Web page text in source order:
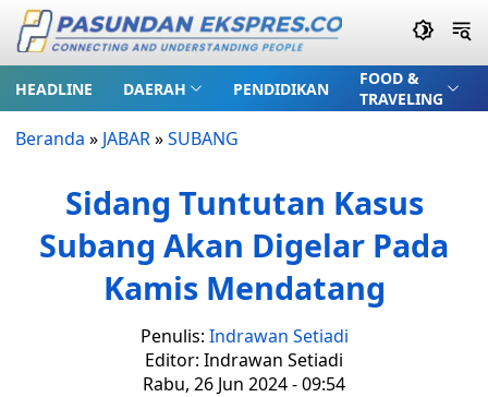
HEADLINE DAERAH PENDIDIKAN
FOOD &
TRAVELING
Beranda » JABAR»SUBANG
Sidang Tuntutan Kasus
Subang Akan Digelar Pada
Kamis Mendatang
Penulis: Indrawan Setiadi
Editor: Indrawan Setiadi
Rabu, 26 Jun 2024 - 09:54